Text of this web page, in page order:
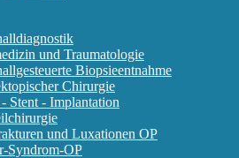
und Traumatologie
Biopsieentnahme
Chirurgie
Stent - Implantation
und Luxationen OP
Syndrom-OP